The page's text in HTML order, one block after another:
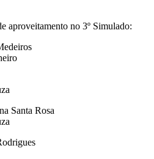
aproveitamento no 3º Simulado:
Santa Rosa